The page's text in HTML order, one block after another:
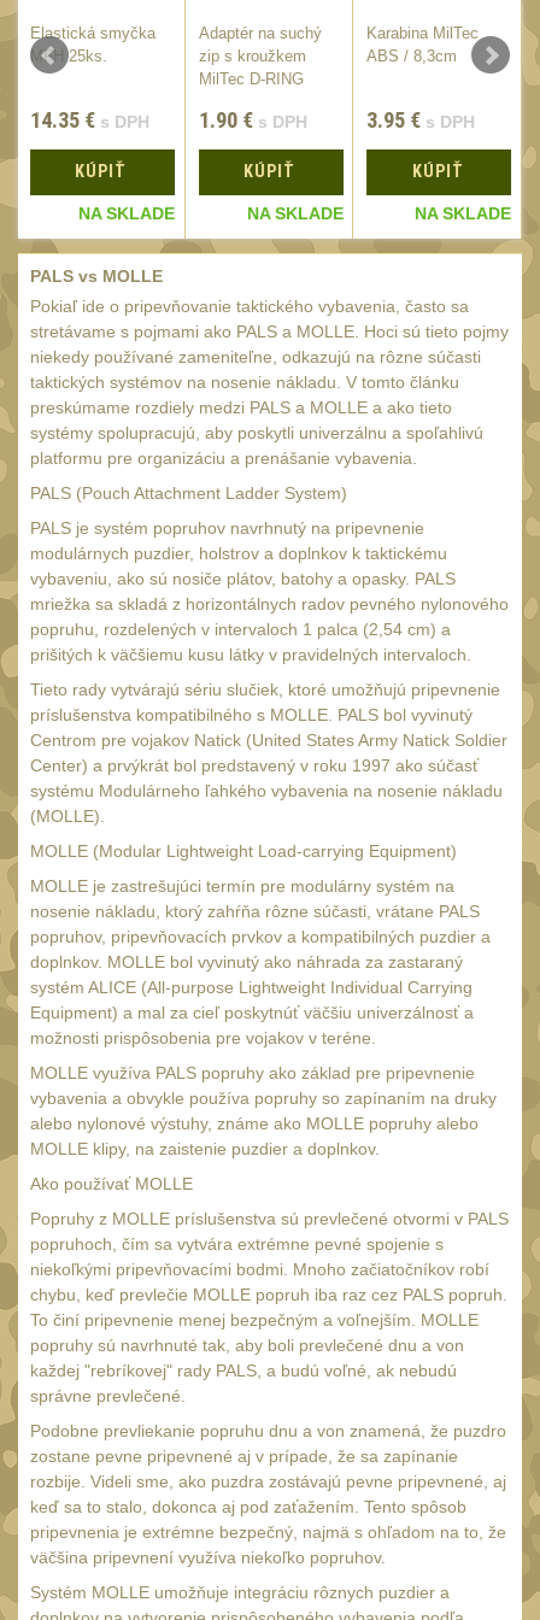
baterie 2
Svítilny pro 18650
Svítilny pro
CR123A/16340 Li-Ion
baterie3
Kapesní svítilny 4
Svietidlá s magnetom
Potápačské svietidlá 2
Laserové značkovače 9
Nabíjačky
Adaptér pro nabíječku8
Akumulátory a baterie
18650
14500 / AA / AAA4
16340 a CR123 1
Držiaky a
príslušenstvo
Náhradné diely7
OBLEČENIE(297)
Nosiče plátů a vesty 18
Prilby4
Opasky 24
Chrániče
Nášivky 104
Ponča a pláštěnky
Čepice, kukly, šátky 50
Šiltovky 29
Chrániče sluchu
Ostatní
DOPLŇKY(397)
Ramenní popruhy a
vycpávky
Karabiny a přezky
Kroužky, šňůrky,
koncovky
Nášivky
Samonavíjecí držáky 1
Zámky
Elastická smyčka
MFH 25ks.
14.35 € s DPH
KÚPIŤ
NA SKLADE
Adaptér na suchý
zip s kroužkem
MilTec D-RING
1.90 € s DPH
KÚPIŤ
NA SKLADE
Karabina MilTec
ABS / 8,3cm
3.95 € s DPH
KÚPIŤ
NA SKLADE
PALS vs MOLLE
Pokiaľ ide o pripevňovanie taktického vybavenia, často sa
stretávame s pojmami ako PALS a MOLLE. Hoci sú tieto pojmy
niekedy používané zameniteľne, odkazujú na rôzne súčasti
taktických systémov na nosenie nákladu. V tomto článku
preskúmame rozdiely medzi PALS a MOLLE a ako tieto
systémy spolupracujú, aby poskytli univerzálnu a spoľahlivú
platformu pre organizáciu a prenášanie vybavenia.
PALS (Pouch Attachment Ladder System)
PALS je systém popruhov navrhnutý na pripevnenie
modulárnych puzdier, holstrov a doplnkov k taktickému
vybaveniu, ako sú nosiče plátov, batohy a opasky. PALS
mriežka sa skladá z horizontálnych radov pevného nylonového
popruhu, rozdelených v intervaloch 1 palca (2,54 cm) a
prišitých k väčšiemu kusu látky v pravidelných intervaloch.
Tieto rady vytvárajú sériu slučiek, ktoré umožňujú pripevnenie
príslušenstva kompatibilného s MOLLE. PALS bol vyvinutý
Centrom pre vojakov Natick (United States Army Natick Soldier
Center) a prvýkrát bol predstavený v roku 1997 ako súčasť
systému Modulárneho ľahkého vybavenia na nosenie nákladu
(MOLLE).
MOLLE (Modular Lightweight Load-carrying Equipment)
MOLLE je zastrešujúci termín pre modulárny systém na
nosenie nákladu, ktorý zahŕňa rôzne súčasti, vrátane PALS
popruhov, pripevňovacích prvkov a kompatibilných puzdier a
doplnkov. MOLLE bol vyvinutý ako náhrada za zastaraný
systém ALICE (All-purpose Lightweight Individual Carrying
Equipment) a mal za cieľ poskytnúť väčšiu univerzálnosť a
možnosti prispôsobenia pre vojakov v teréne.
MOLLE využíva PALS popruhy ako základ pre pripevnenie
vybavenia a obvykle používa popruhy so zapínaním na druky
alebo nylonové výstuhy, známe ako MOLLE popruhy alebo
MOLLE klipy, na zaistenie puzdier a doplnkov.
Ako používať MOLLE
Popruhy z MOLLE príslušenstva sú prevlečené otvormi v PALS
popruhoch, čím sa vytvára extrémne pevné spojenie s
niekoľkými pripevňovacími bodmi. Mnoho začiatočníkov robí
chybu, keď prevlečie MOLLE popruh iba raz cez PALS popruh.
To činí pripevnenie menej bezpečným a voľnejším. MOLLE
popruhy sú navrhnuté tak, aby boli prevlečené dnu a von
každej "rebríkovej" rady PALS, a budú voľné, ak nebudú
správne prevlečené.
Podobne prevliekanie popruhu dnu a von znamená, že puzdro
zostane pevne pripevnené aj v prípade, že sa zapínanie
rozbije. Videli sme, ako puzdra zostávajú pevne pripevnené, aj
keď sa to stalo, dokonca aj pod zaťažením. Tento spôsob
pripevnenia je extrémne bezpečný, najmä s ohľadom na to, že
väčšina pripevnení využíva niekoľko popruhov.
Systém MOLLE umožňuje integráciu rôznych puzdier a